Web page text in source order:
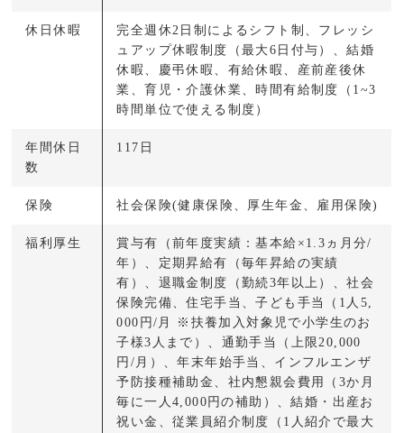
休日休暇
完全週休2日制によるシフト制、フレッシ
ュアップ休暇制度（最大6日付与）、結婚
休暇、慶弔休暇、有給休暇、産前産後休
業、育児・介護休業、時間有給制度（1~3
時間単位で使える制度）
年間休日
数
117日
保険 社会保険(健康保険、厚生年金、雇用保険)
福利厚生
賞与有（前年度実績：基本給×1.3ヵ月分/
年）、定期昇給有（毎年昇給の実績
有）、退職金制度（勤続3年以上）、社会
保険完備、住宅手当、子ども手当（1人5,
000円/月 ※扶養加入対象児で小学生のお
子様3人まで）、通勤手当（上限20,000
円/月）、年末年始手当、インフルエンザ
予防接種補助金、社内懇親会費用（3か月
毎に一人4,000円の補助）、結婚・出産お
祝い金、従業員紹介制度（1人紹介で最大